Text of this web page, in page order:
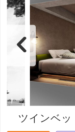
ツインベッ